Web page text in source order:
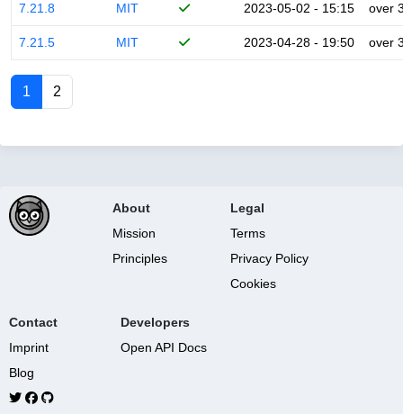
7.21.8 MIT 2023-05-02 - 15:15 over
7.21.5 MIT 2023-04-28 - 19:50 over
1 2
About
Mission
Principles
Legal
Terms
Privacy Policy
Cookies
Contact
Imprint
Blog
Developers
Open API Docs